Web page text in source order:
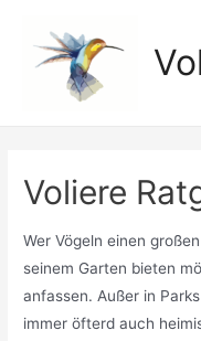
springen
Voliere
Wer Vögeln einen
seinem Garten bieten
anfassen. Außer in
immer öfterd auch